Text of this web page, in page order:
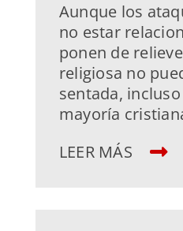
Aunque los
no estar
ponen de
religiosa no
sentada,
mayoría
LEER MÁS